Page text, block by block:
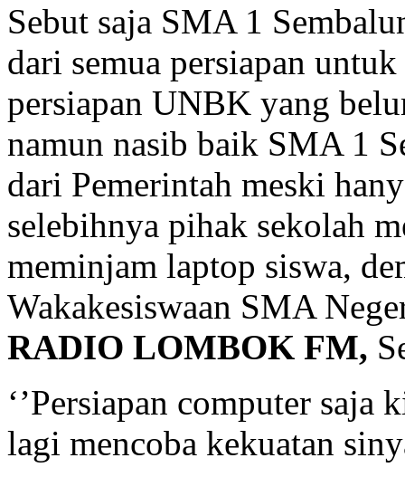
Sebut saja SMA 1
dari semua persiapan
persiapan UNBK yang
namun nasib baik SMA 1
dari Pemerintah meski
selebihnya pihak sekolah
meminjam laptop siswa,
Wakakesiswaan SMA
RADIO LOMBOK FM,
‘’Persiapan computer
lagi mencoba kekuatan